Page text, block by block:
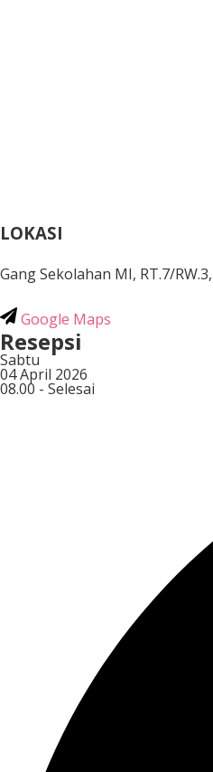
LOKASI
Gang Sekolahan MI, RT.7/
Google Maps
Resepsi
Sabtu
04 April 2026
08.00 - Selesai